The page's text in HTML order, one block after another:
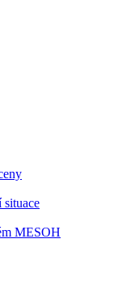
situace
MESOH